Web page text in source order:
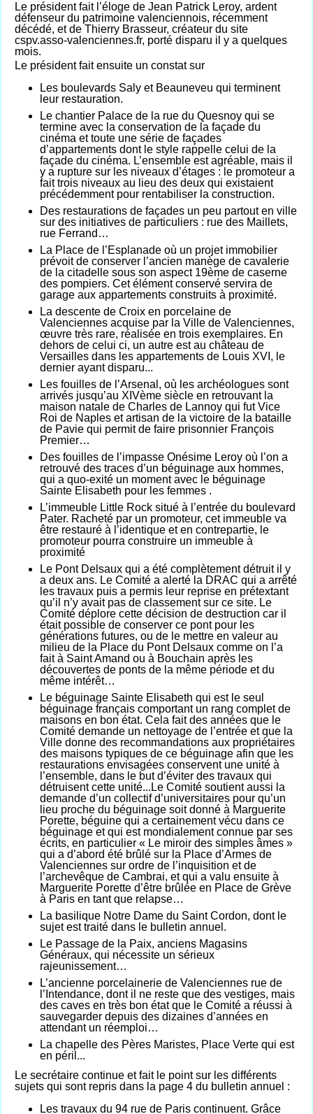
Le président fait l’éloge de Jean Patrick Leroy, ardent
défenseur du patrimoine valenciennois, récemment
décédé, et de Thierry Brasseur, créateur du site
cspv.asso-valenciennes.fr, porté disparu il y a quelques
mois.
Le président fait ensuite un constat sur
Les boulevards Saly et Beauneveu qui terminent
leur restauration.
Le chantier Palace de la rue du Quesnoy qui se
termine avec la conservation de la façade du
cinéma et toute une série de façades
d’appartements dont le style rappelle celui de la
façade du cinéma. L’ensemble est agréable, mais il
y a rupture sur les niveaux d’étages : le promoteur a
fait trois niveaux au lieu des deux qui existaient
précédemment pour rentabiliser la construction.
Des restaurations de façades un peu partout en ville
sur des initiatives de particuliers : rue des Maillets,
rue Ferrand…
La Place de l’Esplanade où un projet immobilier
prévoit de conserver l’ancien manège de cavalerie
de la citadelle sous son aspect 19ème de caserne
des pompiers. Cet élément conservé servira de
garage aux appartements construits à proximité.
La descente de Croix en porcelaine de
Valenciennes acquise par la Ville de Valenciennes,
œuvre très rare, réalisée en trois exemplaires. En
dehors de celui ci, un autre est au château de
Versailles dans les appartements de Louis XVI, le
dernier ayant disparu...
Les fouilles de l’Arsenal, où les archéologues sont
arrivés jusqu’au XIVème siècle en retrouvant la
maison natale de Charles de Lannoy qui fut Vice
Roi de Naples et artisan de la victoire de la bataille
de Pavie qui permit de faire prisonnier François
Premier…
Des fouilles de l’impasse Onésime Leroy où l’on a
retrouvé des traces d’un béguinage aux hommes,
qui a quo-exité un moment avec le béguinage
Sainte Elisabeth pour les femmes .
L’immeuble Little Rock situé à l’entrée du boulevard
Pater. Racheté par un promoteur, cet immeuble va
être restauré à l’identique et en contrepartie, le
promoteur pourra construire un immeuble à
proximité
Le Pont Delsaux qui a été complètement détruit il y
a deux ans. Le Comité a alerté la DRAC qui a arrêté
les travaux puis a permis leur reprise en prétextant
qu’il n’y avait pas de classement sur ce site. Le
Comité déplore cette décision de destruction car il
était possible de conserver ce pont pour les
générations futures, ou de le mettre en valeur au
milieu de la Place du Pont Delsaux comme on l’a
fait à Saint Amand ou à Bouchain après les
découvertes de ponts de la même période et du
même intérêt…
Le béguinage Sainte Elisabeth qui est le seul
béguinage français comportant un rang complet de
maisons en bon état. Cela fait des années que le
Comité demande un nettoyage de l’entrée et que la
Ville donne des recommandations aux propriétaires
des maisons typiques de ce béguinage afin que les
restaurations envisagées conservent une unité à
l’ensemble, dans le but d’éviter des travaux qui
détruisent cette unité...Le Comité soutient aussi la
demande d’un collectif d’universitaires pour qu’un
lieu proche du béguinage soit donné à Marguerite
Porette, béguine qui a certainement vécu dans ce
béguinage et qui est mondialement connue par ses
écrits, en particulier « Le miroir des simples âmes »
qui a d’abord été brûlé sur la Place d’Armes de
Valenciennes sur ordre de l’inquisition et de
l’archevêque de Cambrai, et qui a valu ensuite à
Marguerite Porette d’être brûlée en Place de Grève
à Paris en tant que relapse…
La basilique Notre Dame du Saint Cordon, dont le
sujet est traité dans le bulletin annuel.
Le Passage de la Paix, anciens Magasins
Généraux, qui nécessite un sérieux
rajeunissement…
L’ancienne porcelainerie de Valenciennes rue de
l’Intendance, dont il ne reste que des vestiges, mais
des caves en très bon état que le Comité a réussi à
sauvegarder depuis des dizaines d’années en
attendant un réemploi…
La chapelle des Pères Maristes, Place Verte qui est
en péril...
Le secrétaire continue et fait le point sur les différents
sujets qui sont repris dans la page 4 du bulletin annuel :
Les travaux du 94 rue de Paris continuent. Grâce